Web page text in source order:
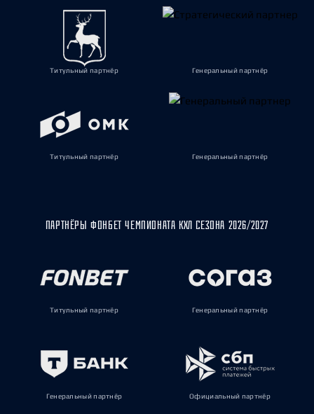
Титульный партнёр Генеральный партнёр
Титульный партнёр Генеральный партнёр
ПАРТНЁРЫ ФОНБЕТ ЧЕМПИОНАТА КХЛ СЕЗОНА 2026/2027
Титульный партнёр Генеральный партнёр
Генеральный партнёр Официальный партнёр